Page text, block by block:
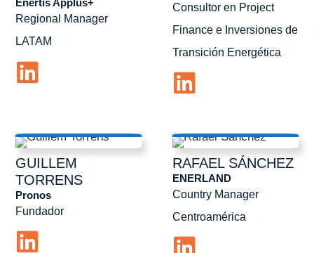
Regional Manager
LATAM
Enertis Applus+
Consultor en Project
Finance e Inversiones de
Transición Energética
GUILLEM
TORRENS
Fundador
Pronos
RAFAELSÁNCHEZ
Country Manager
Centroamérica
ENERLAND